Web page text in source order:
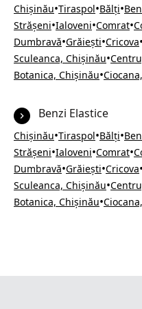
Chișinău•Tiraspol•Bălți•
Strășeni•Ialoveni•Comrat•
Dumbravă•Grăiești•Cricova•
Sculeanca, Chișinău•
Botanica, Chișinău•
Benzi Elastice
Chișinău•Tiraspol•Bălți•
Strășeni•Ialoveni•Comrat•
Dumbravă•Grăiești•Cricova•
Sculeanca, Chișinău•
Botanica, Chișinău•